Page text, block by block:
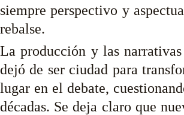
siempre perspectivo y
rebalse.
La producción y las
dejó de ser ciudad para
lugar en el debate,
décadas. Se deja claro que